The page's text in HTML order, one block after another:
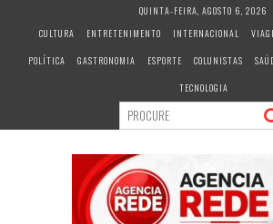
c
QUINTA-FEIRA, AGOSTO 6, 2026
CULTURA
ENTRETENIMENTO INTERNACIONAL
POLÍTICA
GASTRONOMIA ESPORTE COLUNISTAS
TECNOLOGIA